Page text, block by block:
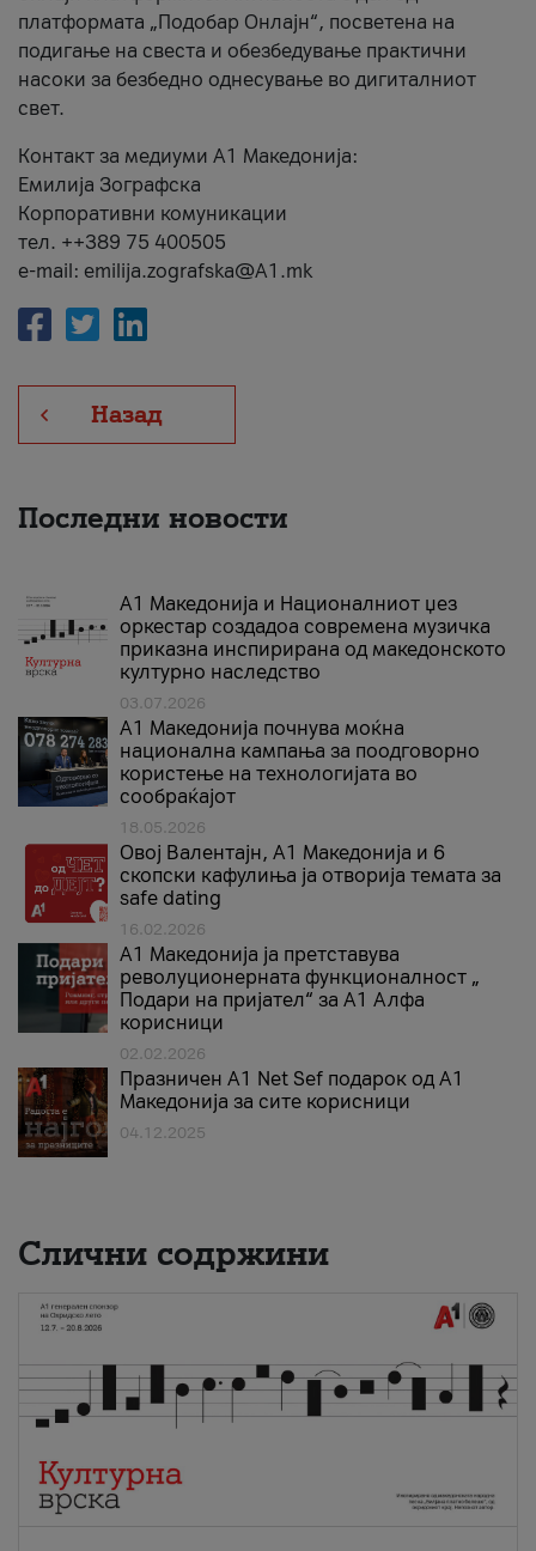
платформата „Подобар Онлајн“, посветена на
подигање на свеста и обезбедување практични
насоки за безбедно однесување во дигиталниот
свет.
Контакт за медиуми А1 Македонија:
Емилија Зографска
Корпоративни комуникации
тел. ++389 75 400505
e-mail: emilija.zografska@A1.mk
Назад
Последни новости
А1 Македонија и Националниот џез
оркестар создадоа современа музичка
приказна инспирирана од македонското
културно наследство
03.07.2026
A1 Македонија почнува моќна
национална кампања за поодговорно
користење на технологијата во
сообраќајот
18.05.2026
Овој Валентајн, A1 Македонија и 6
скопски кафулиња ја отворија темата за
safe dating
16.02.2026
А1 Македонија ја претставува
револуционерната функционалност „
Подари на пријател“ за А1 Алфа
корисници
02.02.2026
Празничен A1 Net Sеf подарок од А1
Македонија за сите корисници
04.12.2025
Слични содржини